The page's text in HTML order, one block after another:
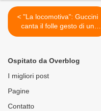
< "La locomotiva": Guccini
canta il folle gesto di un
anarchico
Ospitato da Overblog
I migliori post
Pagine
Contatto